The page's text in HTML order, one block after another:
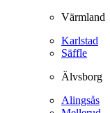
Värmland
Karlstad
Säffle
Älvsborg
Alingsås